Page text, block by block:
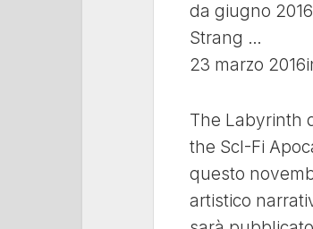
da giugno
Strang …
23 marzo
The Labyrinth
the ScI-Fi
questo
artistico